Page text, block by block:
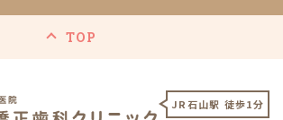
TOP
JR石山駅 徒歩1分